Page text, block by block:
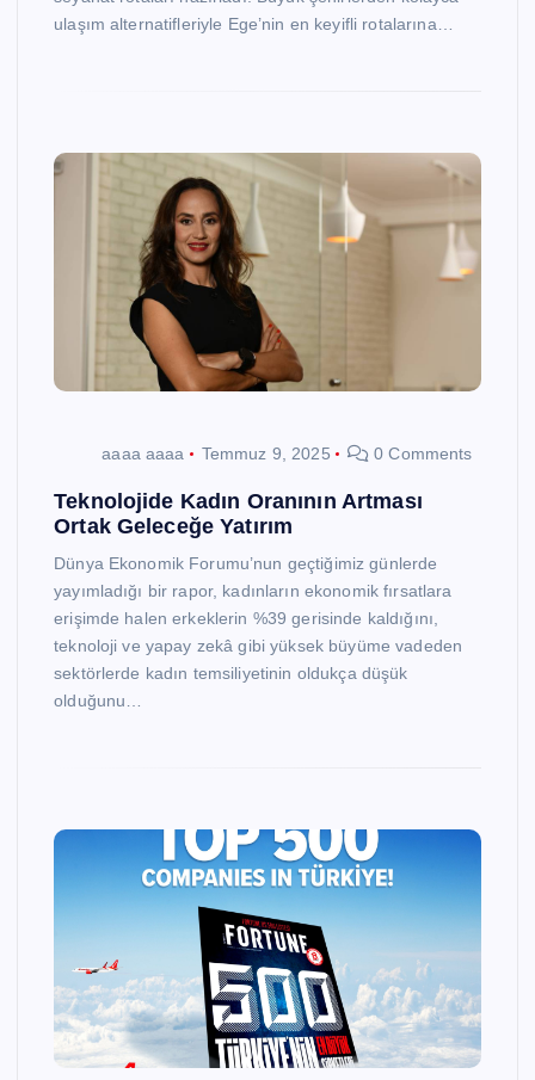
ulaşım alternatifleriyle Ege’nin en keyifli rotalarına…
aaaa aaaa Temmuz 9, 2025 0 Comments
Teknolojide Kadın Oranının Artması
Ortak Geleceğe Yatırım
Dünya Ekonomik Forumu’nun geçtiğimiz günlerde
yayımladığı bir rapor, kadınların ekonomik fırsatlara
erişimde halen erkeklerin %39 gerisinde kaldığını,
teknoloji ve yapay zekâ gibi yüksek büyüme vadeden
sektörlerde kadın temsiliyetinin oldukça düşük
olduğunu…